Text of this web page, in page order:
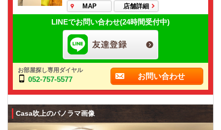
MAP 店舗詳細
LINEでお問い合わせ(24時間受付中)
お部屋探し専用ダイヤル
052-757-5577 お問い合わせ
Casa吹上のパノラマ画像